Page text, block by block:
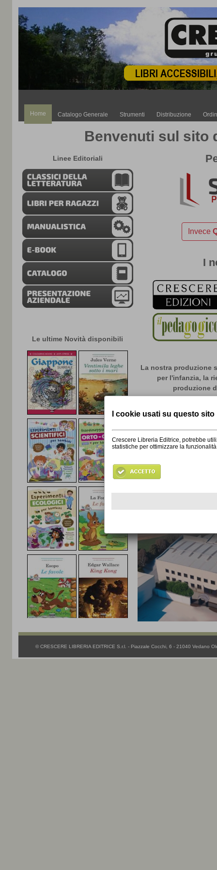
Home Catalogo Generale Strumenti Distribuzione
Benvenuti sul sito
Linee Editoriali
Le ultime Novità disponibili
Invece
I
La nostra produzione
per l'infanzia, la
produzione
del libro nazionale
esperienza , nonche'
siamo in grado di
l'imbattibile rapporto
© CRESCERE LIBRERIA EDITRICE S.r.l. - Piazzale Cocchi, 6 - 21040 Vedano